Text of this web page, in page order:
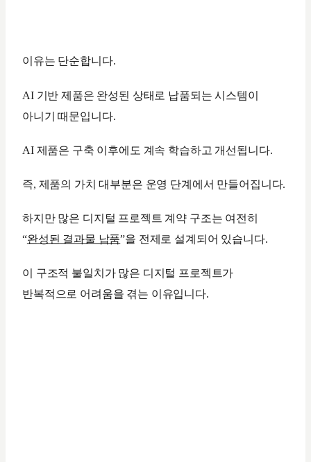
이유는 단순합니다.
AI 기반 제품은 완성된 상태로 납품되는 시스템이
아니기 때문입니다.
AI 제품은 구축 이후에도 계속 학습하고 개선됩니다.
즉, 제품의 가치 대부분은 운영 단계에서 만들어집니다.
하지만 많은 디지털 프로젝트 계약 구조는 여전히
“완성된 결과물 납품”을 전제로 설계되어 있습니다.
이 구조적 불일치가 많은 디지털 프로젝트가
반복적으로 어려움을 겪는 이유입니다.